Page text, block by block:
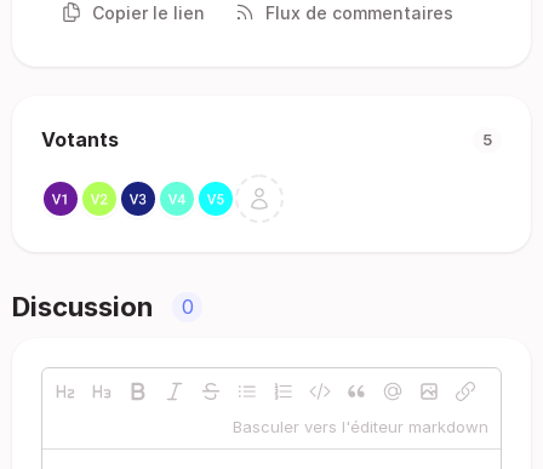
Copier le lien Flux de commentaires
Votants 5
Discussion 0
Basculer vers l'éditeur markdown